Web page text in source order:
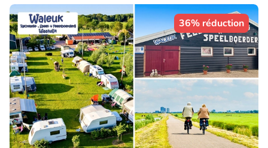
36% réduction